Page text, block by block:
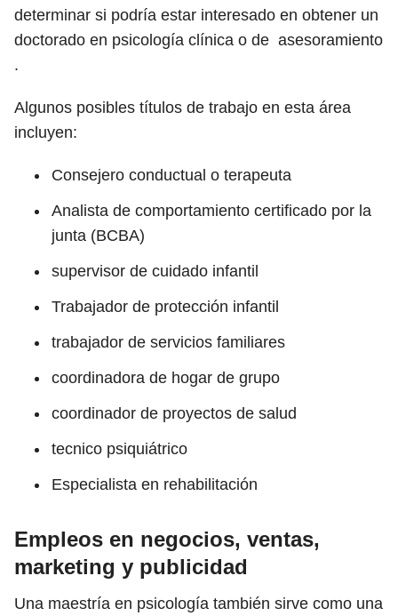
determinar si podría estar interesado en obtener un
doctorado en psicología clínica o de asesoramiento
.
Algunos posibles títulos de trabajo en esta área
incluyen:
Consejero conductual o terapeuta
Analista de comportamiento certificado por la
junta (BCBA)
supervisor de cuidado infantil
Trabajador de protección infantil
trabajador de servicios familiares
coordinadora de hogar de grupo
coordinador de proyectos de salud
tecnico psiquiátrico
Especialista en rehabilitación
Empleos en negocios, ventas,
marketing y publicidad
Una maestría en psicología también sirve como una